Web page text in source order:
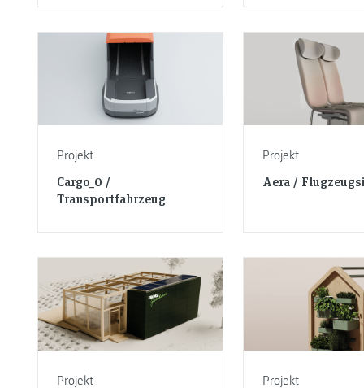
Projekt
Cargo_0 /
Transportfahrzeug
Projekt
Aera /
Projekt Projekt